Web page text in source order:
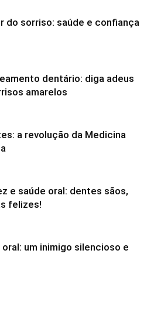
do sorriso: saúde e confiança
dentário: diga adeus
amarelos
a revolução da Medicina
e saúde oral: dentes sãos,
felizes!
oral: um inimigo silencioso e